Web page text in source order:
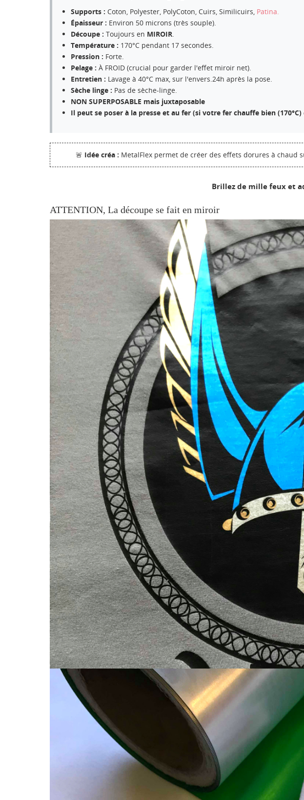
Supports : Coton, Polyester, PolyCoton, Cuirs, Similicuirs, Patina.
Épaisseur : Environ 50 microns (très souple).
Découpe : Toujours en MIROIR
Température : 170°C pendant 17 secondes.
Pression : Forte.
Pelage : À FROID (crucial pour garder l'effet miroir net).
Entretien : Lavage à 40°C max, sur l'envers.24h après la pose.
Sèche linge : Pas de sèche-linge.
NON SUPERPOSABLE mais juxtaposable
Il peut se poser à la presse et au fer (si votre fer chauffe bien
🚨 Idée créa : MetalFlex permet de créer des effets dorures à chaud
Brillez de mille feux et
ATTENTION, La découpe se fait en miroir
MES LISTES
CRÉER UNE LISTE
Annuler
CONNEXION